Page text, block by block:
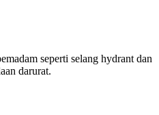
seperti selang hydrant dan
darurat.